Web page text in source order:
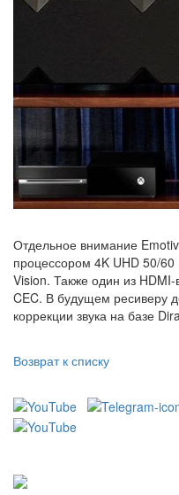
Отдельное внимание
процессором 4K UHD 50/
Vision. Также один из
CEC. В будущем ресиверу
коррекции звука на базе
Возврат к списку